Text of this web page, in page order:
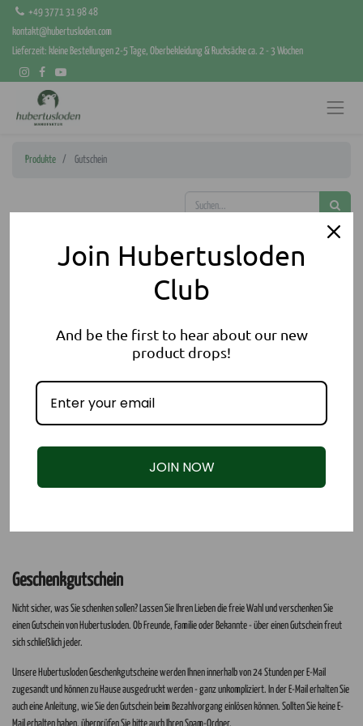
+49 3771 31 98 48
kontakt@hubertusloden.com
Lieferzeit: kleine Bestellungen 2-5 Tage, Oberbekleidung & Rucksäcke ca. 2 - 3 Wochen
Produkte Gutschein
Geschenkgutschein
Nicht sicher, was Sie schenken sollen? Lassen Sie Ihren Lieben die freie Wahl und verschenken Sie
einen Gutschein von Hubertusloden. Ob Freunde, Familie oder Bekannte - über einen Gutschein freut
sich schließlich jeder.
Unsere Hubertusloden Geschenkgutscheine werden Ihnen innerhalb von 24 Stunden per E-Mail
zugesandt und können zu Hause ausgedruckt werden - ganz unkompliziert. In der E-Mail erhalten Sie
auch eine Anleitung, wie Sie den Gutschein beim Bezahlvorgang einlösen können. Sollten Sie keine E-
Join Hubertusloden
Club
And be the first to hear about our new
product drops!
JOIN NOW